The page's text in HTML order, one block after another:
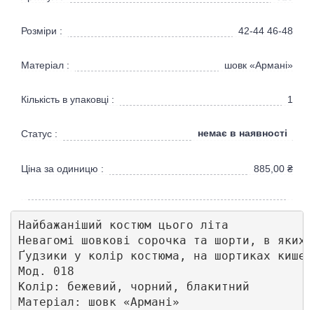
Розміри : 42-44 46-48
Матеріал : шовк «Армані»
Кількість в упаковці : 1
Статус : немає в наявності
Ціна за одиницю : 885,00 ₴
Найбажаніший костюм цього літа
Невагомі шовкові сорочка та шорти, в яких
Ґудзики у колір костюма, на шортиках
Мод. 018
Колір: бежевий, чорний, блакитний
Матеріал: шовк «Армані»